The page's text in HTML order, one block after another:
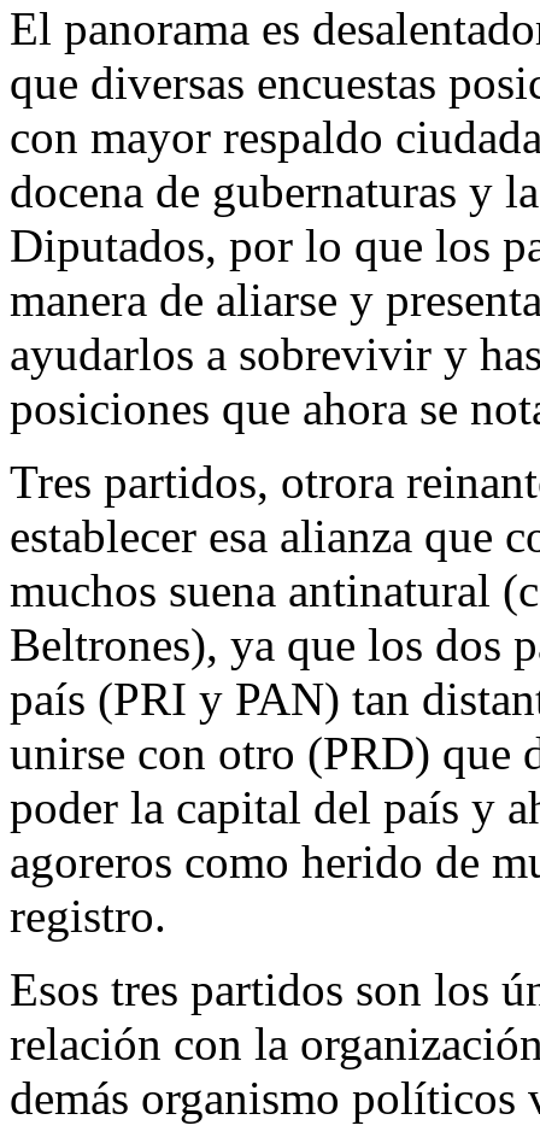
El panorama es
que diversas encuestas
con mayor respaldo
docena de gubernaturas y
Diputados, por lo que los
manera de aliarse y
ayudarlos a sobrevivir y
posiciones que ahora se
Tres partidos, otrora
establecer esa alianza que
muchos suena antinatural
Beltrones), ya que los dos
país (PRI y PAN) tan
unirse con otro (PRD) que
poder la capital del país y
agoreros como herido de
registro.
Esos tres partidos son los
relación con la
demás organismo políticos